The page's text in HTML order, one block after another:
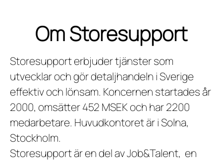
Om Storesupport
Storesupport erbjuder tjänster som
utvecklar och gör detaljhandeln i Sverige
effektiv och lönsam. Koncernen startades år
2000, omsätter 452 MSEK och har 2200
medarbetare. Huvudkontoret är i Solna,
Stockholm.
Storesupport är en del av Job&Talent, en